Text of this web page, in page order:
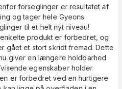
forseglinger er resultatet af
og tager hele Gyeons
til et helt nyt niveau!
produkt er forbedret, og
gået et stort skridt fremad. Dette
giver en længere holdbarhed
egenskaber holder
er forbedret ved en hurtigere